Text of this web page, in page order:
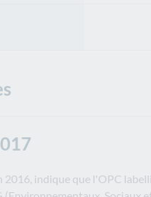
2016, indique que l'OPC